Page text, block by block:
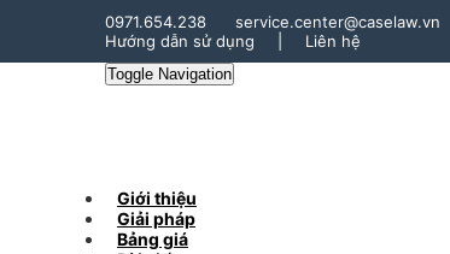
0971.654.238
service.center@caselaw.vn
Hướng dẫn sử dụng
Liên hệ
Toggle Navigation
Giới thiệu
Giải pháp
Bảng giá